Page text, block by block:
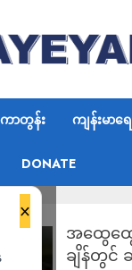
ကာတွန်း ကျန်းမာရ
DONATE
×
အထွေထွေ
ချိန်တွင်